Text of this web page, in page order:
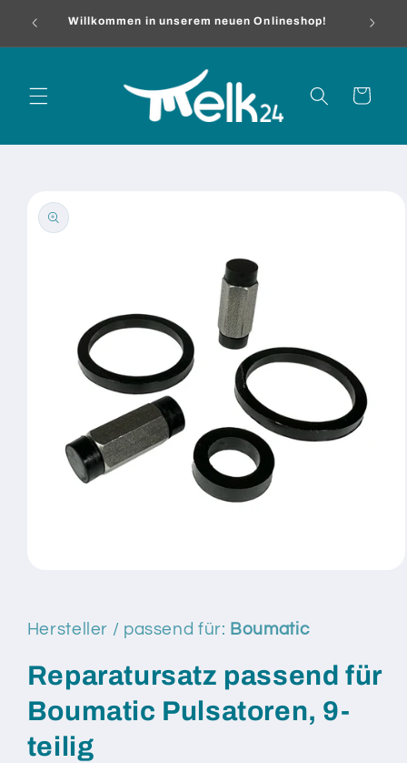
zum
Willkommen in unserem neuen Onlineshop!
Warenkorb
öffnen
Hersteller / passend für: Boumatic
Reparatursatz passend für
Boumatic Pulsatoren, 9-
teilig